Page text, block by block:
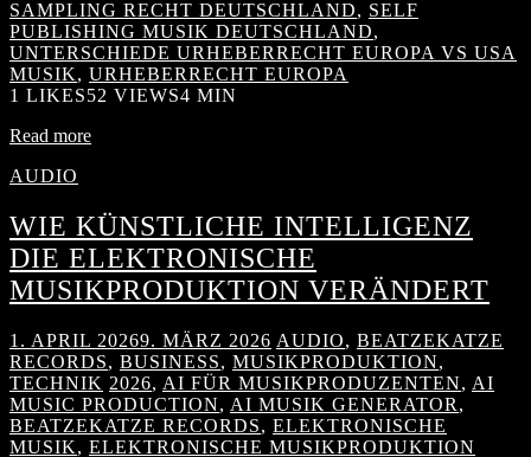
SAMPLING RECHT DEUTSCHLAND, SELF
PUBLISHING MUSIK DEUTSCHLAND,
UNTERSCHIEDE URHEBERRECHT EUROPA VS USA
MUSIK, URHEBERRECHT EUROPA
1 LIKES52 VIEWS4 MIN
Read more
AUDIO
WIE KÜNSTLICHE INTELLIGENZ
DIE ELEKTRONISCHE
MUSIKPRODUKTION VERÄNDERT
1. APRIL 20269. MÄRZ 2026 AUDIO, BEATZEKATZE
RECORDS, BUSINESS, MUSIKPRODUKTION,
TECHNIK 2026, AI FÜR MUSIKPRODUZENTEN, AI
MUSIC PRODUCTION, AI MUSIK GENERATOR ,
BEATZEKATZE RECORDS, ELEKTRONISCHE
MUSIK, ELEKTRONISCHE MUSIKPRODUKTION